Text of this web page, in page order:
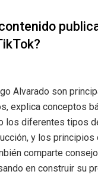
Alvarado son
explica conceptos
los diferentes tipos
y los principios
comparte
en construir su